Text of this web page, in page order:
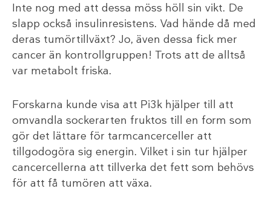
Inte nog med att dessa möss höll sin vikt. De
slapp också insulinresistens. Vad hände då med
deras tumörtillväxt? Jo, även dessa fick mer
cancer än kontrollgruppen! Trots att de alltså
var metabolt friska.
Forskarna kunde visa att Pi3k hjälper till att
omvandla sockerarten fruktos till en form som
gör det lättare för tarmcancerceller att
tillgodogöra sig energin. Vilket i sin tur hjälper
cancercellerna att tillverka det fett som behövs
för att få tumören att växa.